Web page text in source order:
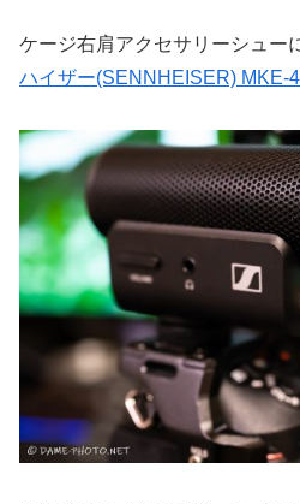
ケージ右肩アクセサリーシュー
ハイザー(SENNHEISER) MKE-